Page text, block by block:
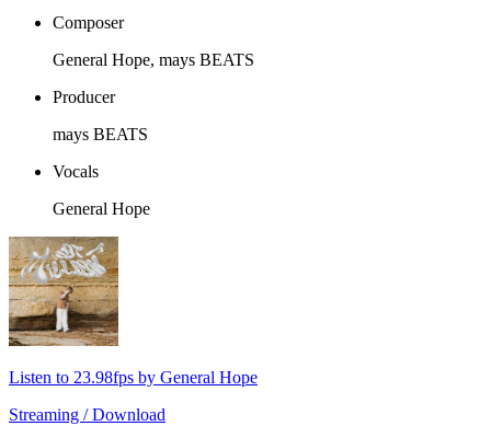
Composer
General Hope, mays BEATS
Producer
mays BEATS
Vocals
General Hope
Listen to 23.98fps by General Hope
Streaming / Download